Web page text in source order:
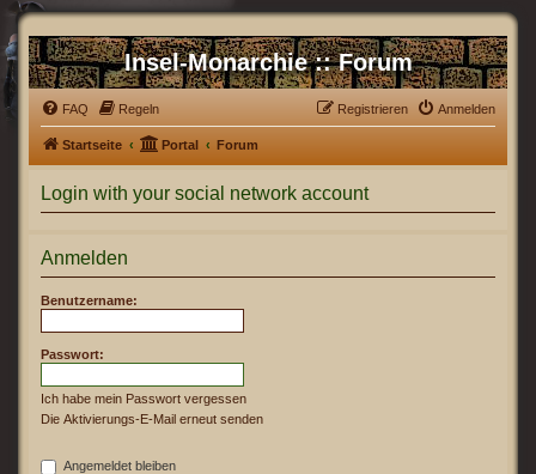
Insel-Monarchie :: Forum
FAQ Regeln Anmelden
Registrieren
Startseite Portal Forum
Login with your social network account
Anmelden
Benutzername:
Passwort:
Ich habe mein Passwort vergessen
Die Aktivierungs-E-Mail erneut senden
Angemeldet bleiben